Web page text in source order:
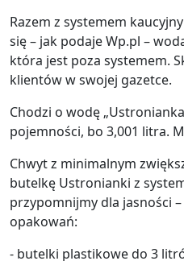
Razem z systemem
się – jak podaje Wp.pl –
która jest poza systemem.
klientów w swojej gazetce.
Chodzi o wodę
pojemności, bo 3,001 litra.
Chwyt z minimalnym
butelkę Ustronianki z
przypomnijmy dla jasności
opakowań:
- butelki plastikowe do 3